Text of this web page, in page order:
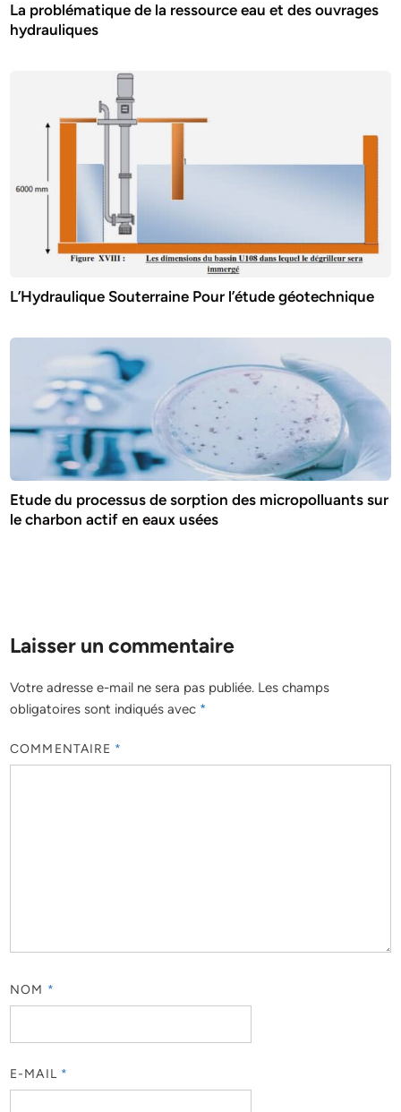
La problématique de la ressource eau et des ouvrages
hydrauliques
L’Hydraulique Souterraine Pour l’étude géotechnique
Etude du processus de sorption des micropolluants sur
le charbon actif en eaux usées
Laisser un commentaire
Votre adresse e-mail ne sera pas publiée. Les champs
obligatoires sont indiqués avec *
COMMENTAIRE *
NOM *
E-MAIL *